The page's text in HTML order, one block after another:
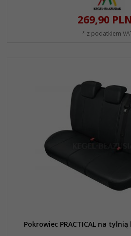
269,90
* z podatkiem
Pokrowiec PRACTICAL na